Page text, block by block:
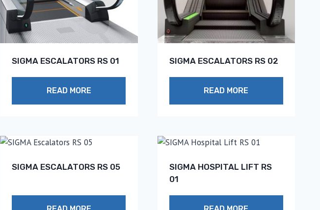
SIGMA ESCALATORS RS 01
READ MORE
SIGMA ESCALATORS RS 02
READ MORE
SIGMA ESCALATORS RS 05
SIGMA HOSPITAL LIFT RS
01